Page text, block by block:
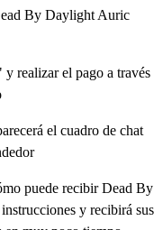
By Daylight Auric
realizar el pago a través
el cuadro de chat
puede recibir Dead By
y recibirá sus